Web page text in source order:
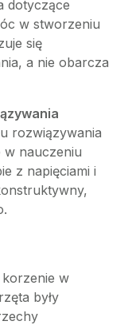
dotyczące
w stworzeniu
się
a nie obarcza
rozwiązywania
nauczeniu
z napięciami i
korzenie w
były